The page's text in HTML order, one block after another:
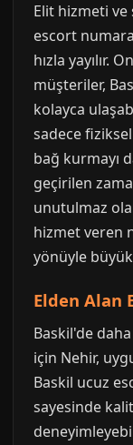
Elit hizmeti
escort
hızla yayılır.
müşteriler,
kolayca
sadece
bağ kurmayı
geçirilen
unutulmaz
hizmet veren
yönüyle
Elden Alan
Baskil'de
için Nehir,
Baskil ucuz
sayesinde